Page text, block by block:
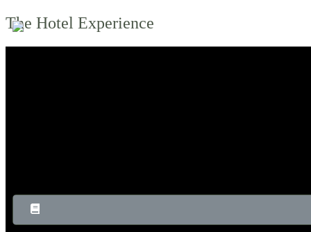
The Hotel Experience